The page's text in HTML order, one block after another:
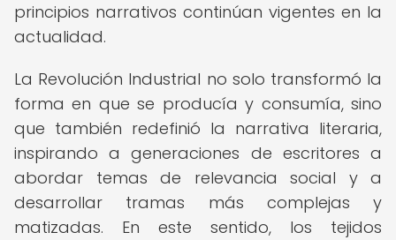
principios narrativos continúan vigentes en la
actualidad.
La Revolución Industrial no solo transformó la
forma en que se producía y consumía, sino
que también redefinió la narrativa literaria,
inspirando a generaciones de escritores a
abordar temas de relevancia social y a
desarrollar tramas más complejas y
matizadas. En este sentido, los tejidos